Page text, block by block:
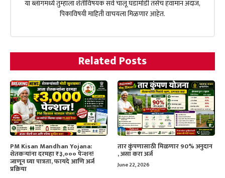
या ब्लॉगमध्ये तुम्हाला शेतीविषयक सर्व चालू घडामोडी तसेच हवामान अंदाज,
पिकाविषयी माहिती वाचयला मिळणार आहेत.
Related Posts
PM Kisan Mandhan Yojana:
शेतकऱ्यांना दरमहा ₹३,००० पेन्शन!
जाणून घ्या पात्रता, फायदे आणि अर्ज
प्रक्रिया
तार कुंपणासाठी मिळणार 90% अनुदान
, असा करा अर्ज
June 22, 2026